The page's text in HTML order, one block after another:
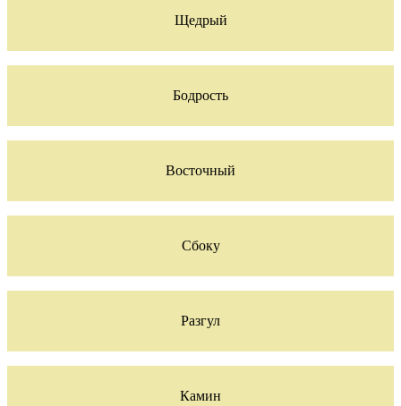
Щедрый
Бодрость
Восточный
Сбоку
Разгул
Камин